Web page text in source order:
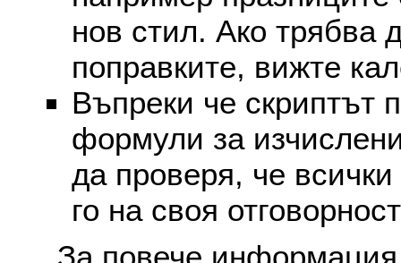
нов стил. Ако трябва
поправките, вижте
Въпреки че скриптът
формули за
да проверя, че
го на своя